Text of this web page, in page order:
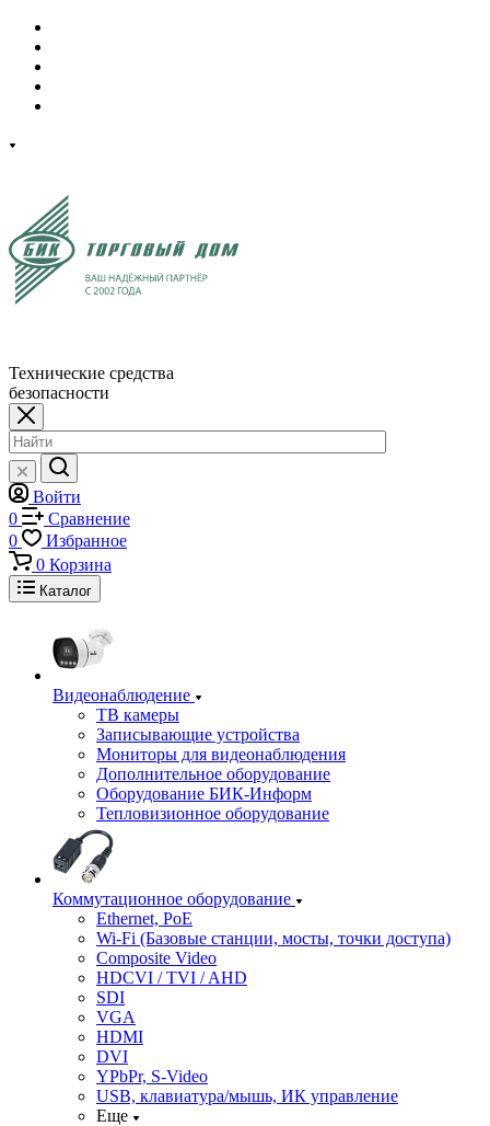
Технические средства
безопасности
Войти
0
Сравнение
0
Избранное
0 Корзина
Каталог
Видеонаблюдение
ТВ камеры
Записывающие устройства
Мониторы для видеонаблюдения
Дополнительное оборудование
Оборудование БИК-Информ
Тепловизионное оборудование
Коммутационное оборудование
Ethernet, PoE
Wi-Fi (Базовые станции, мосты, точки доступа)
Composite Video
HDCVI / TVI / AHD
SDI
VGA
HDMI
DVI
YPbPr, S-Video
USB, клавиатура/мышь, ИК управление
Еще